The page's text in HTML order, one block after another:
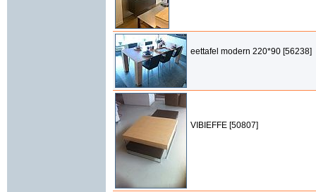
eettafel modern 220*90 [56238]
VIBIEFFE [50807]